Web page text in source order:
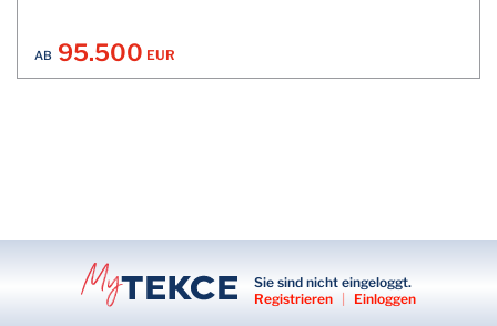
AB 95.500 EUR
Sie sind nicht eingeloggt.
Registrieren
Einloggen